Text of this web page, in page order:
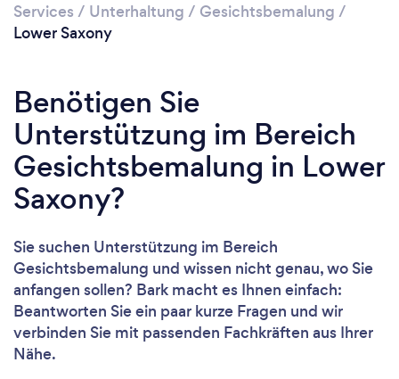
Services / Unterhaltung / Gesichtsbemalung /
Lower Saxony
Benötigen Sie
Unterstützung im Bereich
Gesichtsbemalung in Lower
Saxony?
Sie suchen Unterstützung im Bereich
Gesichtsbemalung und wissen nicht genau, wo Sie
anfangen sollen? Bark macht es Ihnen einfach:
Beantworten Sie ein paar kurze Fragen und wir
verbinden Sie mit passenden Fachkräften aus Ihrer
Nähe.